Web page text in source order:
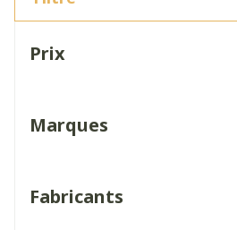
Prix
Marques
Fabricants